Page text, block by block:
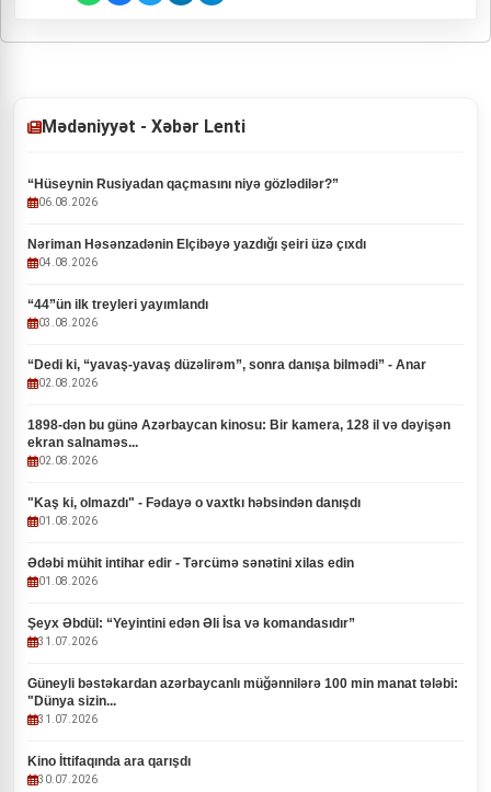
Mədəniyyət - Xəbər Lenti
“Hüseynin Rusiyadan qaçmasını niyə gözlədilər?”
06.08.2026
Nəriman Həsənzadənin Elçibəyə yazdığı şeiri üzə çıxdı
04.08.2026
“44”ün ilk treyleri yayımlandı
03.08.2026
“Dedi ki, “yavaş-yavaş düzəlirəm”, sonra danışa bilmədi” - Anar
02.08.2026
1898-dən bu günə Azərbaycan kinosu: Bir kamera, 128 il və dəyişən
ekran salnaməs...
02.08.2026
"Kaş ki, olmazdı" - Fədayə o vaxtkı həbsindən danışdı
01.08.2026
Ədəbi mühit intihar edir - Tərcümə sənətini xilas edin
01.08.2026
Şeyx Əbdül: “Yeyintini edən Əli İsa və komandasıdır”
31.07.2026
Güneyli bəstəkardan azərbaycanlı müğənnilərə 100 min manat tələbi:
"Dünya sizin...
31.07.2026
Kino İttifaqında ara qarışdı
30.07.2026